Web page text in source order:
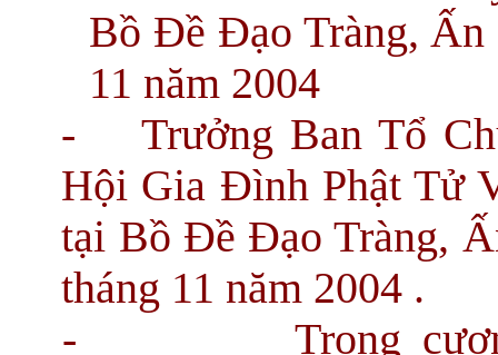
Bồ Đề Đạo Tràng, Ấn
11 năm 2004
- Trưởng Ban Tổ
Hội Gia Đình Phật Tử
tại Bồ Đề Đạo Tràng,
tháng 11 năm 2004 .
-
Trong